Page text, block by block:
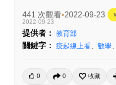
441 次觀看 2022-09-23
2022-09-23
提供者： 教育部
關鍵字： 疫起線上看 數學
0 0 收藏